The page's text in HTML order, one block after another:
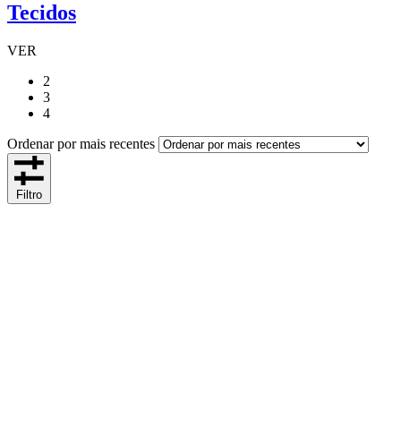
Tecidos
VER
2
3
4
Ordenar por mais recentes
Filtro